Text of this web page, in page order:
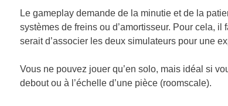
Le gameplay demande de la minutie et de la
systèmes de freins ou d’amortisseur. Pour cela,
serait d’associer les deux simulateurs pour une
Vous ne pouvez jouer qu’en solo, mais idéal si
debout ou à l’échelle d’une pièce (roomscale).